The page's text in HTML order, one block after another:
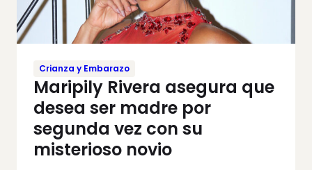
Crianza y Embarazo
Maripily Rivera asegura que
desea ser madre por
segunda vez con su
misterioso novio